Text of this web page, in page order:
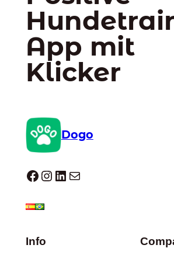
App mit
Klicker
Dogo
Dogo facebook InstagramLinkedIn E-Mail
Info